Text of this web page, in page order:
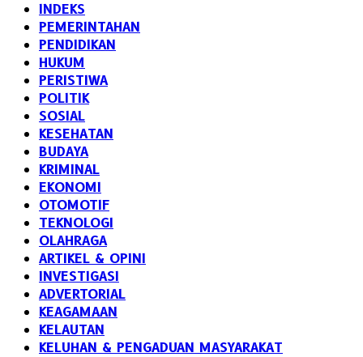
INDEKS
PEMERINTAHAN
PENDIDIKAN
HUKUM
PERISTIWA
POLITIK
SOSIAL
KESEHATAN
BUDAYA
KRIMINAL
EKONOMI
OTOMOTIF
TEKNOLOGI
OLAHRAGA
ARTIKEL & OPINI
INVESTIGASI
ADVERTORIAL
KEAGAMAAN
KELAUTAN
KELUHAN & PENGADUAN MASYARAKAT